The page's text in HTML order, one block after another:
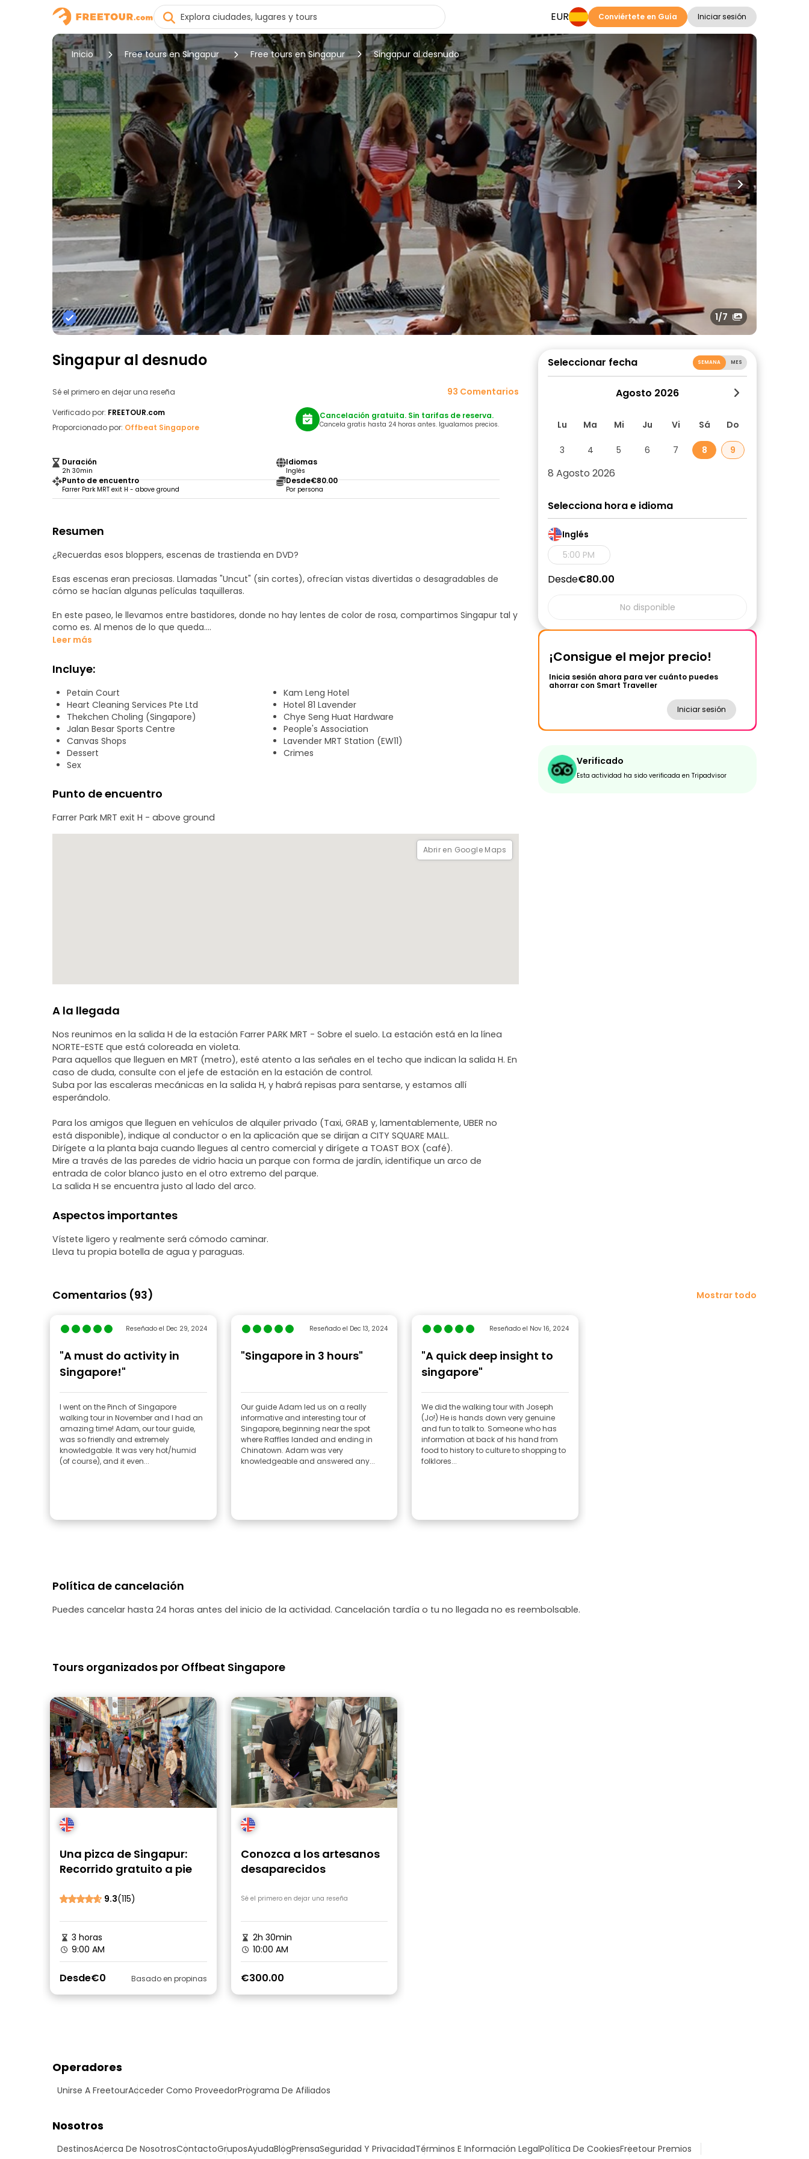
EUR Conviértete en Guía Iniciar sesión
Inicio Free tours en Singapur Free tours en Singapur Singapur al desnudo
1/7
Singapur al desnudo
Sé el primero en dejar una reseña 93 Comentarios
Verificado por: FREETOUR.com
Proporcionado por: Offbeat Singapore
Duración
2h 30min
Idiomas
Inglés
Punto de encuentro
Farrer Park MRT exit H - above ground
Desde€80.00
Por persona
Cancelación gratuita. Sin tarifas de reserva.
Cancela gratis hasta 24 horas antes. Igualamos precios.
Resumen
¿Recuerdas esos bloppers, escenas de trastienda en DVD?
Esas escenas eran preciosas. Llamadas "Uncut" (sin cortes), ofrecían vistas divertidas o desagradables de
cómo se hacían algunas películas taquilleras.
En este paseo, le llevamos entre bastidores, donde no hay lentes de color de rosa, compartimos Singapur tal y
como es. Al menos de lo que queda.
comodidad para que prosperen los vicios, nos adentramos en callejones para contemplar la versión sin cortes
de nuestra ciudad-estado.
Sin embargo, cada vez más, es también un destino para los guays, los elegantes, los modernos, y en poco
tiempo lo nuevo pronto envolverá sus intangibles aristas culturales. Un paso demasiado tarde y no habrá
joyas que pelar, ni indicios de las industrias que huyen de los focos, ni páginas que pasar para dejar al
descubierto sus entrañas.
Aún vamos por delante, pero a duras penas. Únase a nosotros, póngase esta superproducción en DVD y
disfrute del "espectáculo" que hemos preparado para usted.
Leer más
Incluye:
Petain Court
Kam Leng Hotel
Heart Cleaning Services Pte Ltd
Hotel 81 Lavender
Thekchen Choling (Singapore)
Chye Seng Huat Hardware
Jalan Besar Sports Centre
People's Association
Canvas Shops
Lavender MRT Station (EW11)
Dessert
Crimes
Sex
Punto de encuentro
Farrer Park MRT exit H - above ground
Abrir en Google Maps
A la llegada
Nos reunimos en la salida H de la estación Farrer PARK MRT - Sobre el suelo. La estación está en la línea
NORTE-ESTE que está coloreada en violeta.
Para aquellos que lleguen en MRT (metro), esté atento a las señales en el techo que indican la salida H. En
caso de duda, consulte con el jefe de estación en la estación de control.
Suba por las escaleras mecánicas en la salida H, y habrá repisas para sentarse, y estamos allí
esperándolo.
Para los amigos que lleguen en vehículos de alquiler privado (Taxi, GRAB y, lamentablemente, UBER no
está disponible), indique al conductor o en la aplicación que se dirijan a CITY SQUARE MALL.
Dirígete a la planta baja cuando llegues al centro comercial y dirígete a TOAST BOX (café).
Mire a través de las paredes de vidrio hacia un parque con forma de jardín, identifique un arco de
entrada de color blanco justo en el otro extremo del parque.
La salida H se encuentra justo al lado del arco.
Aspectos importantes
Vístete ligero y realmente será cómodo caminar.
Lleva tu propia botella de agua y paraguas.
Comentarios (93) Mostrar todo
Reseñado el Dec 29, 2024
"A must do activity in
Singapore!"
I went on the Pinch of Singapore
walking tour in November and I had an
amazing time! Adam, our tour guide,
was so friendly and extremely
knowledgable. It was very hot/humid
(of course), and it even...
Reseñado el Dec 13, 2024
"Singapore in 3 hours"
Our guide Adam led us on a really
informative and interesting tour of
Singapore, beginning near the spot
where Raffles landed and ending in
Chinatown. Adam was very
knowledgeable and answered any...
Reseñado el Nov 16, 2024
"A quick deep insight to
singapore"
We did the walking tour with Joseph
(Jo!) He is hands down very genuine
and fun to talk to. Someone who has
information at back of his hand from
food to history to culture to shopping to
folklores...
Política de cancelación
Puedes cancelar hasta 24 horas antes del inicio de la actividad. Cancelación tardía o tu no llegada no es reembolsable.
Seleccionar fecha SEMANA MES
Agosto 2026
Lu Ma Mi Ju Vi Sá Do
3 4 5 6 7 8 9
8 Agosto 2026
Selecciona hora e idioma
Inglés
5:00 PM
Desde€80.00
No disponible
¡Consigue el mejor precio!
Inicia sesión ahora para ver cuánto puedes
ahorrar con Smart Traveller
Iniciar sesión
Verificado
Esta actividad ha sido verificada en Tripadvisor
Tours organizados por Offbeat Singapore
Una pizca de Singapur:
Recorrido gratuito a pie
9.3(115)
3 horas
9:00 AM
Desde€0 Basado en propinas
Conozca a los artesanos
desaparecidos
Sé el primero en dejar una reseña
2h 30min
10:00 AM
€300.00
Operadores
Unirse A FreetourAcceder Como ProveedorPrograma De Afiliados
Nosotros
DestinosAcerca De NosotrosContactoGruposAyudaBlogPrensaSeguridad Y PrivacidadTérminos E Información LegalPolítica De CookiesFreetour Premios